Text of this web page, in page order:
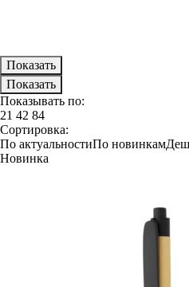
Показывать по:
21 42 84
Сортировка:
По актуальностиПо новинкам
Новинка